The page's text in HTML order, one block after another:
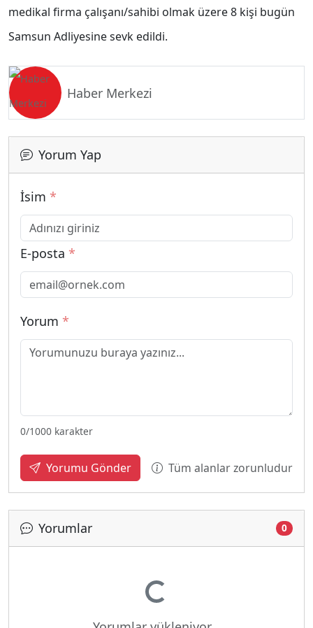
medikal firma çalışanı/sahibi olmak üzere 8 kişi bugün
Samsun Adliyesine sevk edildi.
Haber Merkezi
Yorum Yap
İsim *
E-posta *
Yorum *
0/1000 karakter
Yorumu Gönder Tüm alanlar zorunludur
Yorumlar 0
Yükleniyor...